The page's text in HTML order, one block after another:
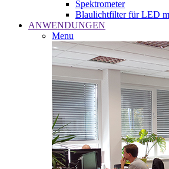
Spektrometer
Blaulichtfilter für LED
ANWENDUNGEN
Menu